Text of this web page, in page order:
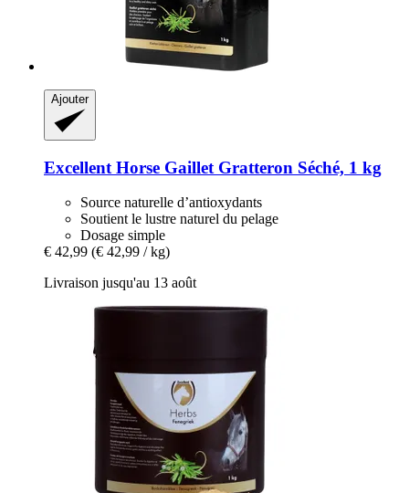
Ajouter
Excellent Horse Gaillet Gratteron Séché, 1 kg
Source naturelle d’antioxydants
Soutient le lustre naturel du pelage
Dosage simple
€ 42,99 (€ 42,99 / kg)
Livraison jusqu'au 13 août